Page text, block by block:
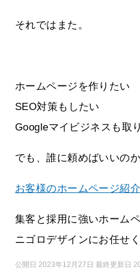
それではまた。
ホームページを作りたい
SEO対策もしたい
Googleマイビジネスも取
でも、誰に頼めばいいの
お客様のホームページ紹介
集客と採用に強いホーム
ニゴロデザインにお任せく
公開日 2023年12月27日 最終更新日